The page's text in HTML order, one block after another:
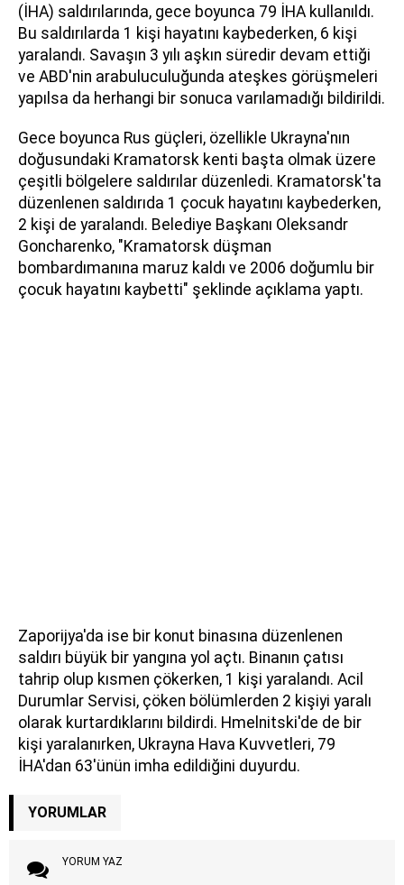
(İHA) saldırılarında, gece boyunca 79 İHA kullanıldı.
Bu saldırılarda 1 kişi hayatını kaybederken, 6 kişi
yaralandı. Savaşın 3 yılı aşkın süredir devam ettiği
ve ABD'nin arabuluculuğunda ateşkes görüşmeleri
yapılsa da herhangi bir sonuca varılamadığı bildirildi.
Gece boyunca Rus güçleri, özellikle Ukrayna'nın
doğusundaki Kramatorsk kenti başta olmak üzere
çeşitli bölgelere saldırılar düzenledi. Kramatorsk'ta
düzenlenen saldırıda 1 çocuk hayatını kaybederken,
2 kişi de yaralandı. Belediye Başkanı Oleksandr
Goncharenko, "Kramatorsk düşman
bombardımanına maruz kaldı ve 2006 doğumlu bir
çocuk hayatını kaybetti" şeklinde açıklama yaptı.
Zaporijya'da ise bir konut binasına düzenlenen
saldırı büyük bir yangına yol açtı. Binanın çatısı
tahrip olup kısmen çökerken, 1 kişi yaralandı. Acil
Durumlar Servisi, çöken bölümlerden 2 kişiyi yaralı
olarak kurtardıklarını bildirdi. Hmelnitski'de de bir
kişi yaralanırken, Ukrayna Hava Kuvvetleri, 79
İHA'dan 63'ünün imha edildiğini duyurdu.
YORUMLAR
YORUM YAZ